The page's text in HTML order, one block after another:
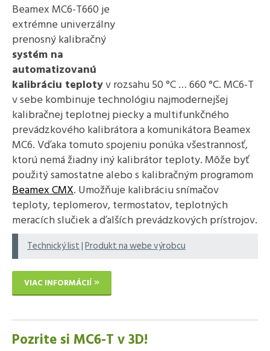
Beamex MC6-T660 je
extrémne univerzálny
prenosný kalibračný
systém na
automatizovanú
kalibráciu teplotyv rozsahu 50 °C … 660 °C. MC6-T
v sebe kombinuje technológiu najmodernejšej
kalibračnej teplotnej piecky a multifunkčného
prevádzkového kalibrátora a komunikátora Beamex
MC6. Vďaka tomuto spojeniu ponúka všestrannosť,
ktorú nemá žiadny iný kalibrátor teploty. Môže byť
použitý samostatne alebo s kalibračným programom
Beamex CMX. Umožňuje kalibráciu snímačov
teploty, teplomerov, termostatov, teplotných
meracích slučiek a ďalších prevádzkových prístrojov.
Technický list|Produkt na webe výrobcu
VIAC INFORMÁCIÍ
Pozrite si MC6-T v 3D!